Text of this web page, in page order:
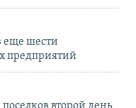
еще шести
предприятий